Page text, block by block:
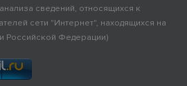
сведений, относящихся к
сети "Интернет", находящихся на
Российской Федерации)